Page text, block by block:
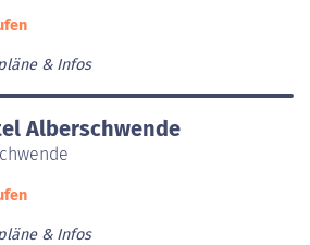
& Infos
Alberschwende
& Infos